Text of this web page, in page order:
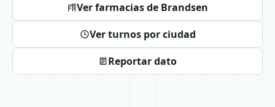
Ver farmacias de Brandsen
Ver turnos por ciudad
Reportar dato